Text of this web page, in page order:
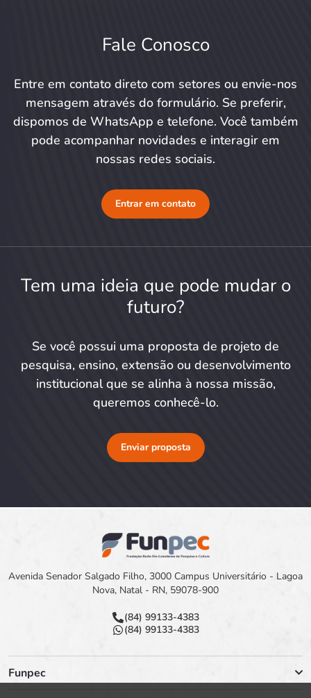
Fale Conosco
Entre em contato direto com setores ou envie-nos
mensagem através do formulário. Se preferir,
dispomos de WhatsApp e telefone. Você também
pode acompanhar novidades e interagir em
nossas redes sociais.
Entrar em contato
Tem uma ideia que pode mudar o
futuro?
Se você possui uma proposta de projeto de
pesquisa, ensino, extensão ou desenvolvimento
institucional que se alinha à nossa missão,
queremos conhecê-lo.
Enviar proposta
Avenida Senador Salgado Filho, 3000 Campus Universitário - Lagoa
Nova, Natal - RN, 59078-900
(84) 99133-4383
(84) 99133-4383
Funpec